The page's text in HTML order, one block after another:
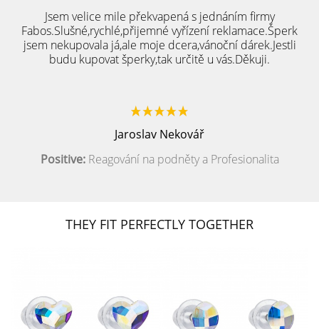
Jsem velice mile překvapená s jednáním firmy
Fabos.Slušné,rychlé,přijemné vyřízení reklamace.Šperk
jsem nekupovala já,ale moje dcera,vánoční dárek.Jestli
budu kupovat šperky,tak určitě u vás.Děkuji.
Jaroslav Nekovář
Positive:Reagování na podněty a Profesionalita
THEY FIT PERFECTLY TOGETHER